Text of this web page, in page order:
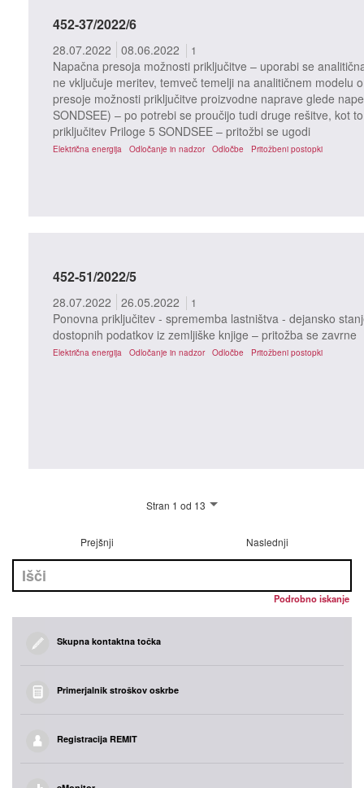
452-37/2022/6
28.07.2022 08.06.2022 1
Napačna presoja možnosti priključitve – uporabi se
ne vključuje meritev, temveč temelji na analitičnem modelu
presoje možnosti priključitve proizvodne naprave glede
SONDSEE) – po potrebi se proučijo tudi druge rešitve, kot
priključitev Priloge 5 SONDSEE – pritožbi se ugodi
Električna energija Odločanje in nadzor Odločbe Pritožbeni postopki
452-51/2022/5
28.07.2022 26.05.2022 1
Ponovna priključitev - sprememba lastništva - dejansko
dostopnih podatkov iz zemljiške knjige – pritožba se zavrne
Električna energija Odločanje in nadzor Odločbe Pritožbeni postopki
Stran 1 od 13
Prejšnji Naslednji
Podrobno iskanje
Skupna kontaktna točka
Primerjalnik stroškov oskrbe
Registracija REMIT